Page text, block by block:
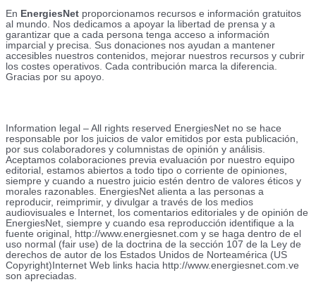
En EnergiesNet proporcionamos recursos e información gratuitos
al mundo. Nos dedicamos a apoyar la libertad de prensa y a
garantizar que a cada persona tenga acceso a información
imparcial y precisa. Sus donaciones nos ayudan a mantener
accesibles nuestros contenidos, mejorar nuestros recursos y cubrir
los costes operativos. Cada contribución marca la diferencia.
Gracias por su apoyo.
Information legal – All rights reserved EnergiesNet no se hace
responsable por los juicios de valor emitidos por esta publicación,
por sus colaboradores y columnistas de opinión y análisis.
Aceptamos colaboraciones previa evaluación por nuestro equipo
editorial, estamos abiertos a todo tipo o corriente de opiniones,
siempre y cuando a nuestro juicio estén dentro de valores éticos y
morales razonables. EnergiesNet alienta a las personas a
reproducir, reimprimir, y divulgar a través de los medios
audiovisuales e Internet, los comentarios editoriales y de opinión de
EnergiesNet, siempre y cuando esa reproducción identifique a la
fuente original, http://www.energiesnet.com y se haga dentro de el
uso normal (fair use) de la doctrina de la sección 107 de la Ley de
derechos de autor de los Estados Unidos de Norteamérica (US
Copyright)Internet Web links hacia http://www.energiesnet.com.ve
son apreciadas.